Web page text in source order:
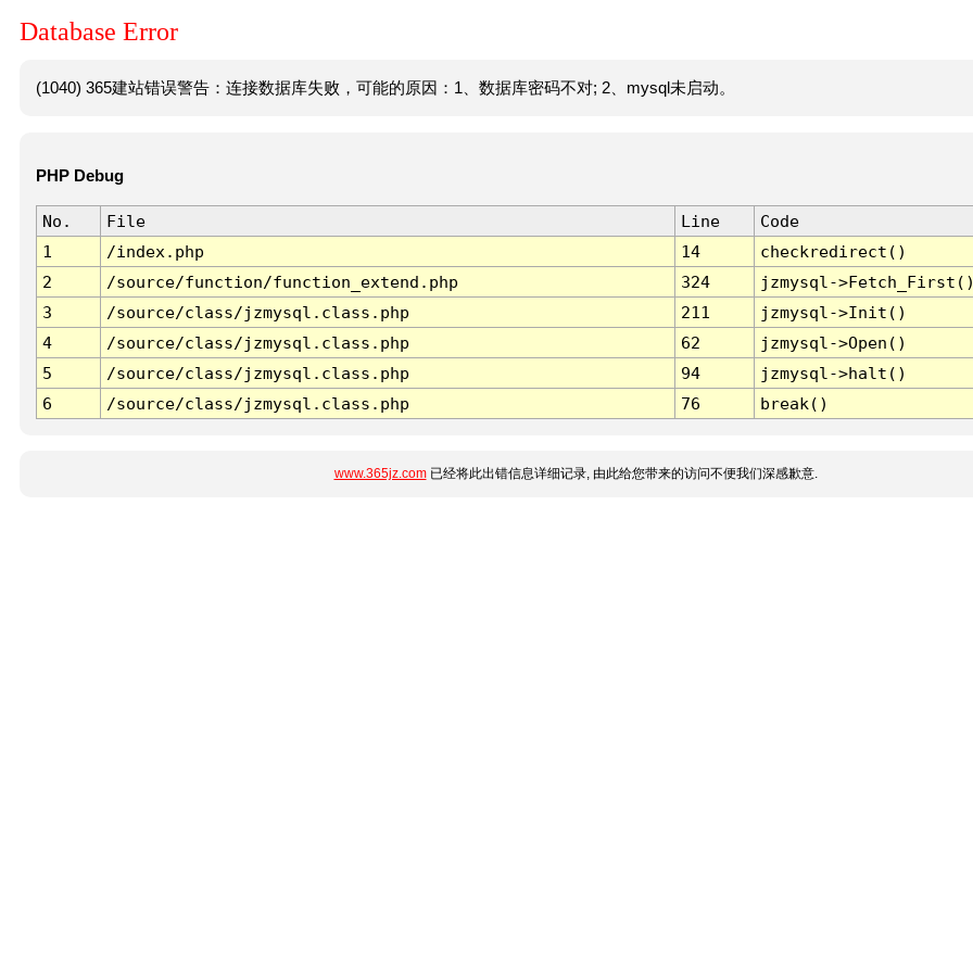
Database Error
(1040) 365建站错误警告：连接数据库失败，可能的原因：1、数据库密码不对; 2、mysql未启动。
PHP Debug
No. File Line
Code
1
/index.php 14
checkredirect()
2
/source/function/function_extend.php 324
jzmysql-
3
/source/class/jzmysql.class.php 211
jzmysql->Init()
4
/source/class/jzmysql.class.php 62
jzmysql->Open()
5
/source/class/jzmysql.class.php 94
jzmysql->halt()
6
/source/class/jzmysql.class.php 76 break()
www.365jz.com已经将此出错信息详细记录, 由此给您带来的访问不便我们深感歉意.